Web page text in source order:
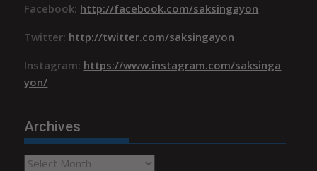
Facebook: http://facebook.com/saksingayon
Twitter: http://twitter.com/saksingayon
Instagram: https://www.instagram.com/saksinga
yon/
Archives
Archives